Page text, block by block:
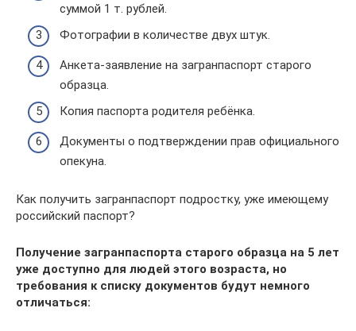
суммой 1 т. рублей.
Фотографии в количестве двух штук.
Анкета-заявление на загранпаспорт старого
образца.
Копия паспорта родителя ребёнка.
Документы о подтверждении прав официального
опекуна.
Как получить загранпаспорт подростку, уже имеющему
российский паспорт?
Получение загранпаспорта старого образца на 5 лет
уже доступно для людей этого возраста, но
требования к списку документов будут немного
отличаться: